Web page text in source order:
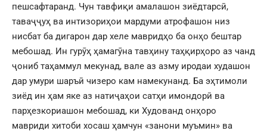
пешсафтаранд. Чун тавфиқи амалашон зиёдтарсӣ,
таваҷҷуҳ ва интизориҳои мардуми атрофашон низ
нисбат ба дигарон дар хеле мавридҳо ба онҳо бештар
мебошад. Ин гурӯҳ ҳамагӯна тавҳину таҳқирҳоро аз чанд
ҷониб таҳаммул мекунад, вале аз азму иродаи худашон
дар умури шаръӣ чизеро кам намекунанд. Ба эҳтимоли
зиёд ин ҳам яке аз натиҷаҳои сатҳи имондорӣ ва
парҳезкориашон мебошад, ки Худованд онҳоро
мавриди хитоби хосаш ҳамчун «занони муъмин» ва